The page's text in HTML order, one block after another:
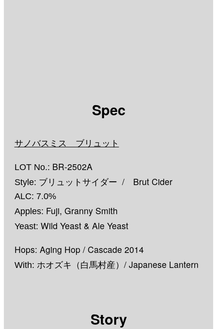
Spec
サノバスミス ブリュット
LOT No.: BR-2502A
Style: ブリュットサイダー / Brut Cider
ALC: 7.0%
Apples: Fuji, Granny Smith
Yeast: Wild Yeast & Ale Yeast
Hops: Aging Hop / Cascade 2014
With: ホオズキ（白馬村産）/ Japanese Lantern
Story